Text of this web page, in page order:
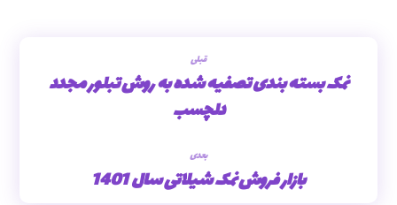
قبلی
نمک بسته بندی تصفیه شده به روش تبلور مجدد
دلچسب
بعدی
بازار فروش نمک شیلاتی سال 1401